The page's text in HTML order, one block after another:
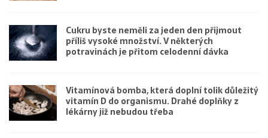
Cukru byste neměli za jeden den přijmout
příliš vysoké množství. V některých
potravinách je přitom celodenní dávka
Vitamínová bomba, která doplní tolik důležitý
vitamín D do organismu. Drahé doplňky z
lékárny již nebudou třeba